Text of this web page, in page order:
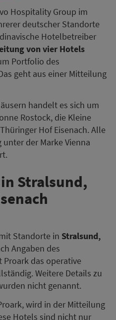
Hospitality Group im
deutscher Standorte
Hotelbetreiber
von vier Hotels
Portfolio des
geht aus einer Mitteilung
handelt es sich um
Rostock, die Kleine
Hof Eisenach. Alle
der Marke Vienna
Stralsund,
Standorte in Stralsund,
Angaben des
das operative
Weitere Details zu
nicht genannt.
wird in der Mitteilung
Hotels sind nicht nur